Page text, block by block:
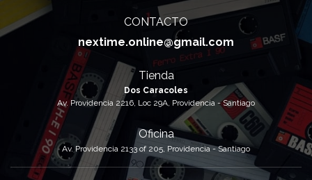
CONTACTO
nextime.online@gmail.com
Tienda
Dos Caracoles
Av. Providencia 2216, Loc 29A, Providencia - Santiago
Oficina
Av. Providencia 2133 of 205, Providencia - Santiago